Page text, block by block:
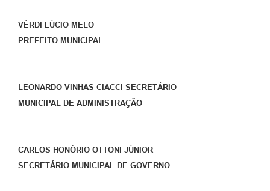
VÉRDI LÚCIO MELO
PREFEITO MUNICIPAL
LEONARDO VINHAS CIACCI SECRETÁRIO
MUNICIPAL DE ADMINISTRAÇÃO
CARLOS HONÓRIO OTTONI JÚNIOR
SECRETÁRIO MUNICIPAL DE GOVERNO